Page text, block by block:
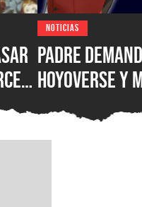
NOTICIAS
Padre
HoyoVerse y
luego de
hiciera